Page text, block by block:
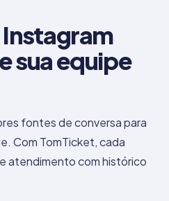
sua equipe
fontes de conversa para
Com TomTicket, cada
atendimento com histórico